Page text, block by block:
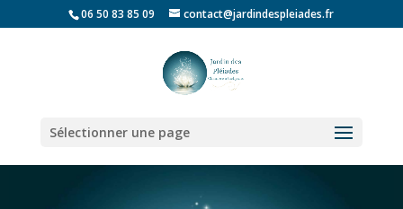
06 50 83 85 09 contact@jardindespleiades.fr
Sélectionner une page